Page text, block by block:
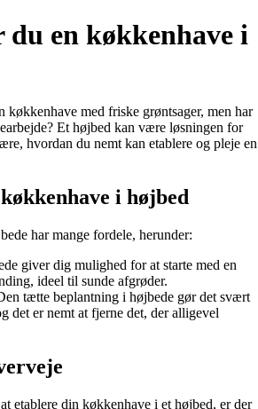
du en køkkenhave i
køkkenhave med friske grøntsager, men har
Et højbed kan være løsningen for
hvordan du nemt kan etablere og pleje en
i højbed
har mange fordele, herunder:
giver dig mulighed for at starte med en
ideel til sunde afgrøder.
tætte beplantning i højbede gør det svært
det er nemt at fjerne det, der alligevel
etablere din køkkenhave i et højbed, er der